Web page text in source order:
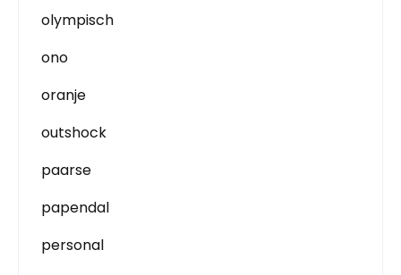
olympisch
ono
oranje
outshock
paarse
papendal
personal